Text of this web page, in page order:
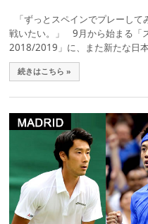
「ずっとスペインでプレーし
戦いたい。」 9月から始まる「
2018/2019」に、また新たな
続きはこちら »